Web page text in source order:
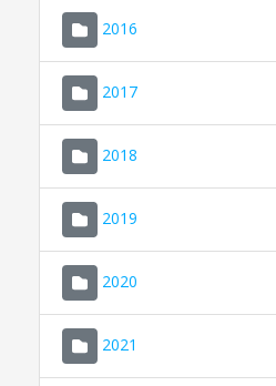
2016
2017
2018
2019
2020
2021